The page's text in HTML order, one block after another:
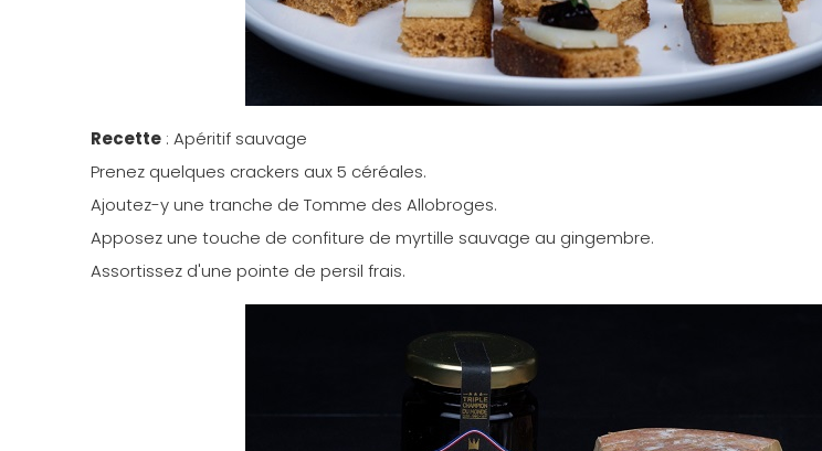
Recette : Apéritif sauvage
Prenez quelques crackers aux 5 céréales.
Ajoutez-y une tranche de Tomme des Allobroges.
Apposez une touche de confiture de myrtille sauvage au gingembre.
Assortissez d'une pointe de persil frais.